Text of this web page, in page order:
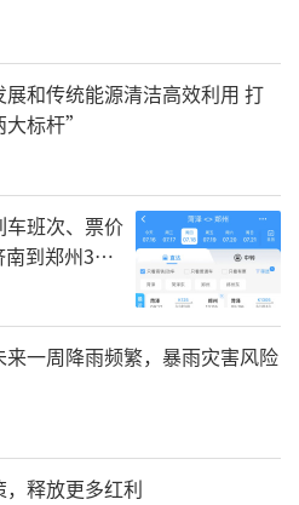
和传统能源清洁高效利用 打
标杆”
车班次、票价
到郑州3小
一周降雨频繁，暴雨灾害风险
释放更多红利